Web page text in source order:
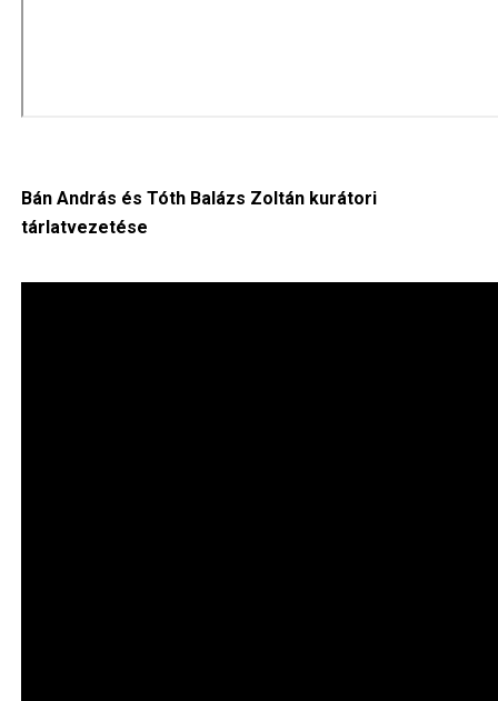
Bán András és Tóth Balázs Zoltán kurátori
tárlatvezetése